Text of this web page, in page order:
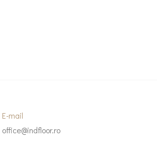
E-mail
office@indfloor.ro